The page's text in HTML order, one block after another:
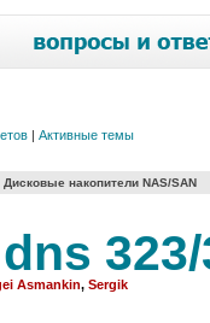
| Активные темы
Дисковые накопители NAS/SAN
Asmankin, Sergik